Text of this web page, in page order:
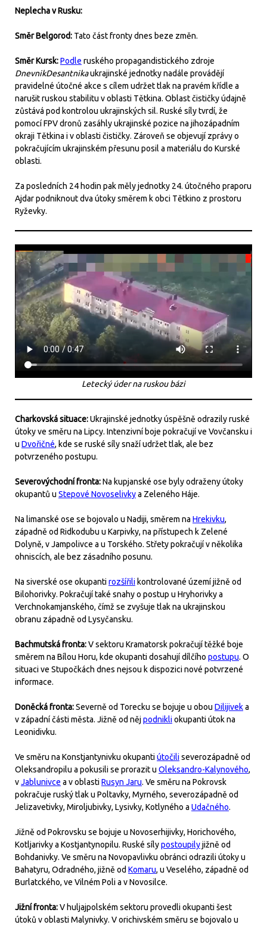
Neplecha v Rusku:
Směr Belgorod: Tato část fronty dnes beze změn.
Směr Kursk:Podle ruského propagandistického zdroje
DnevnikDesantnikaukrajinské jednotky nadále provádějí
pravidelné útočné akce s cílem udržet tlak na pravém křídle a
narušit ruskou stabilitu v oblasti Tětkina. Oblast čističky údajně
zůstává pod kontrolou ukrajinských sil. Ruské síly tvrdí, že
pomocí FPV dronů zasáhly ukrajinské pozice na jihozápadním
okraji Tětkina i v oblasti čističky. Zároveň se objevují zprávy o
pokračujícím ukrajinském přesunu posil a materiálu do Kurské
oblasti.
Za posledních 24 hodin pak měly jednotky 24. útočného praporu
Ajdar podniknout dva útoky směrem k obci Tětkino z prostoru
Ryževky.
Letecký úder na ruskou bázi
Charkovská situace:Ukrajinské jednotky úspěšně odrazily ruské
útoky ve směru na Lipcy. Intenzivní boje pokračují ve Vovčansku i
u Dvořičné, kde se ruské síly snaží udržet tlak, ale bez
potvrzeného postupu.
Severovýchodní fronta:Na kupjanské ose byly odraženy útoky
okupantů u Stepové Novoselivkya Zeleného Háje.
Na limanské ose se bojovalo u Nadiji, směrem na Hrekivku,
západně od Ridkodubu u Karpivky, na přístupech k Zelené
Dolyně, v Jampolivce a u Torského. Střety pokračují v několika
ohniscích, ale bez zásadního posunu.
Na siverské ose okupantirozšířili kontrolované území jižně od
Bilohorivky. Pokračují také snahy o postup u Hryhorivky a
Verchnokamjanského, čímž se zvyšuje tlak na ukrajinskou
obranu západně od Lysyčansku.
Bachmutská fronta:V sektoru Kramatorsk pokračují těžké boje
směrem na Bílou Horu, kde okupanti dosahují dílčího postupu. O
situaci ve Stupočkách dnes nejsou k dispozici nové potvrzené
informace.
Doněcká fronta:Severně od Torecku se bojuje u obou Dilijiveka
v západní části města. Jižně od nějpodnikliokupanti útok na
Leonidivku.
Ve směru na Konstjantynivku okupantiútočiliseverozápadně od
Oleksandropilu a pokusili se prorazit u Oleksandro-Kalynového,
vJablunivce a v oblastiRusyn Jaru. Ve směru na Pokrovsk
pokračuje ruský tlak u Poltavky, Myrného, severozápadně od
Jelizavetivky, Miroljubivky, Lysivky, Kotlyného a Udačného.
Jižně od Pokrovsku se bojuje u Novoserhijivky, Horichového,
Kotljarivky a Kostjantynopilu. Ruské sílypostoupilyjižně od
Bohdanivky. Ve směru na Novopavlivku obránci odrazili útoky u
Bahatyru, Odradného, jižně od Komaru, u Veselého, západně od
Burlatckého, ve Vilném Poli a v Novosilce.
Jižní fronta:V huljajpolském sektoru provedli okupanti šest
útoků v oblasti Malynivky. V orichivském směru se bojovalo u